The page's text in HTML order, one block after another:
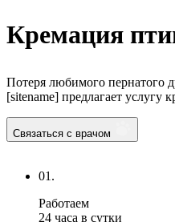
Кремация
Потеря любимого пернатого
[sitename] предлагает
Связаться с врачом
01.
Работаем
24 часа в сутки